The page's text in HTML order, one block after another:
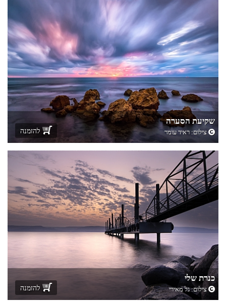
שקיעת הסערה
צילום: ראיד עומר להזמנה
כנרת שלי
צילום:גל מאירי להזמנה